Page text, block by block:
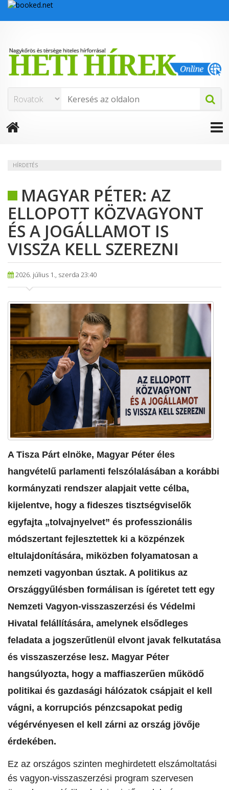
HÍRDETÉS
MAGYAR PÉTER: AZ
ELLOPOTT KÖZVAGYONT
ÉS A JOGÁLLAMOT IS
VISSZA KELL SZEREZNI
2026. július 1., szerda 23:40
​A Tisza Párt elnöke, Magyar Péter éles
hangvételű parlamenti felszólalásában a korábbi
kormányzati rendszer alapjait vette célba,
kijelentve, hogy a fideszes tisztségviselők
egyfajta „tolvajnyelvet” és professzionális
módszertant fejlesztettek ki a közpénzek
eltulajdonítására, miközben folyamatosan a
nemzeti vagyonban úsztak. A politikus az
Országgyűlésben formálisan is ígéretet tett egy
Nemzeti Vagyon-visszaszerzési és Védelmi
Hivatal felállítására, amelynek elsődleges
feladata a jogszerűtlenül elvont javak felkutatása
és visszaszerzése lesz. Magyar Péter
hangsúlyozta, hogy a maffiaszerűen működő
politikai és gazdasági hálózatok csápjait el kell
vágni, a korrupciós pénzcsapokat pedig
végérvényesen el kell zárni az ország jövője
érdekében.
Ez az országos szinten meghirdetett elszámoltatási
és vagyon-visszaszerzési program szervesen